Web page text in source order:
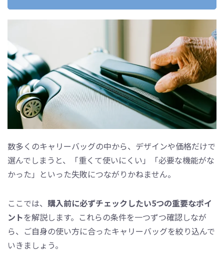
数多くのキャリーバッグの中から、デザインや価格だけで
選んでしまうと、「重くて使いにくい」「必要な機能がな
かった」といった失敗につながりかねません。
ここでは、 購入前に必ずチェックしたい5つの重要なポイ
ントを解説します。これらの条件を一つずつ確認しなが
ら、ご自身の使い方に合ったキャリーバッグを絞り込んで
いきましょう。